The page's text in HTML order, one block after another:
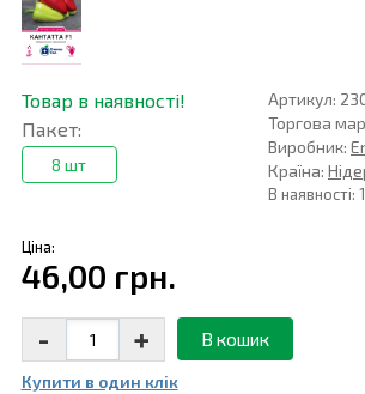
Товар в наявності!
Пакет:
8 шт
Артикул:
Торгова
Виробник:
Країна:
В наявності:
Ціна:
46,00 грн.
- + В кошик
Купити в один клiк